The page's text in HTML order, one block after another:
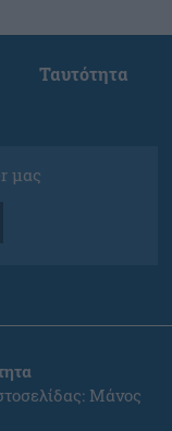
Ταυτότητα
μας
Μάνος